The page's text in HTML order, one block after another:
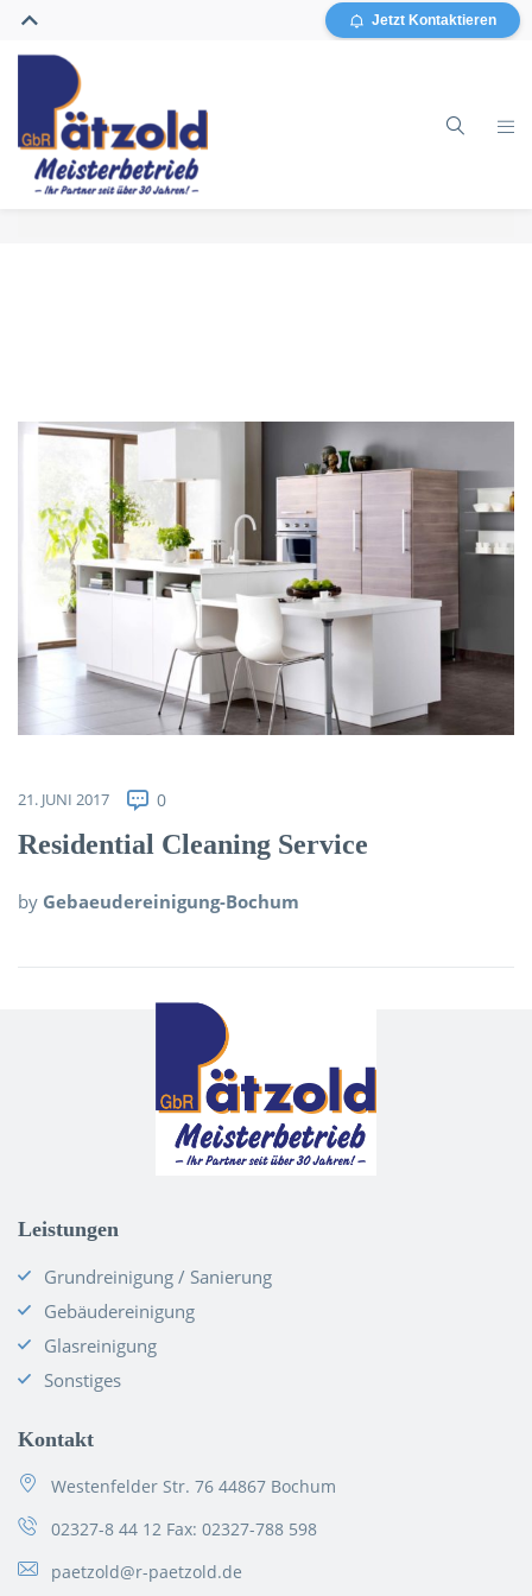
Jetzt Kontaktieren
Grundreinigung / Sanierung
Über uns
Kontakt
21. JUNI 2017 0
Residential Cleaning Service
by Gebaeudereinigung-Bochum
Leistungen
Grundreinigung / Sanierung
Gebäudereinigung
Glasreinigung
Sonstiges
Kontakt
Westenfelder Str. 76 44867 Bochum
02327-8 44 12 Fax: 02327-788 598
paetzold@r-paetzold.de